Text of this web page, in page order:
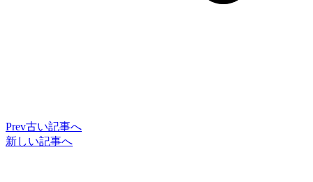
Prev古い記事へ
新しい記事へ